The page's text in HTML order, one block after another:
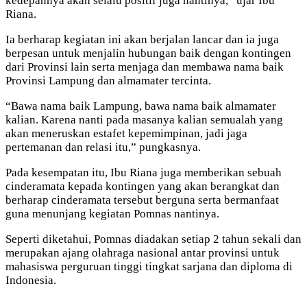
Riana.
Ia berharap kegiatan ini akan berjalan lancar dan ia juga
berpesan untuk menjalin hubungan baik dengan kontingen
dari Provinsi lain serta menjaga dan membawa nama baik
Provinsi Lampung dan almamater tercinta.
“Bawa nama baik Lampung, bawa nama baik almamater
kalian. Karena nanti pada masanya kalian semualah yang
akan meneruskan estafet kepemimpinan, jadi jaga
pertemanan dan relasi itu,” pungkasnya.
Pada kesempatan itu, Ibu Riana juga memberikan sebuah
cinderamata kepada kontingen yang akan berangkat dan
berharap cinderamata tersebut berguna serta bermanfaat
guna menunjang kegiatan Pomnas nantinya.
Seperti diketahui, Pomnas diadakan setiap 2 tahun sekali dan
merupakan ajang olahraga nasional antar provinsi untuk
mahasiswa perguruan tinggi tingkat sarjana dan diploma di
Indonesia.